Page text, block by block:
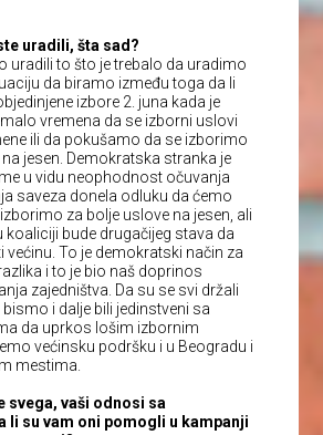
uradili, šta sad?
uradili to što je trebalo da uradimo
da biramo između toga da li
izbore 2. juna kada je
vremena da se izborni uslovi
ili da pokušamo da se izborimo
jesen. Demokratska stranka je
u vidu neophodnost očuvanja
saveza donela odluku da ćemo
za bolje uslove na jesen, ali
koaliciji bude drugačijeg stava da
To je demokratski način za
i to je bio naš doprinos
zajedništva. Da su se svi držali
i dalje bili jedinstveni sa
da uprkos lošim izbornim
većinsku podršku i u Beogradu i
mestima.
svega, vaši odnosi sa
li su vam oni pomogli u kampanji